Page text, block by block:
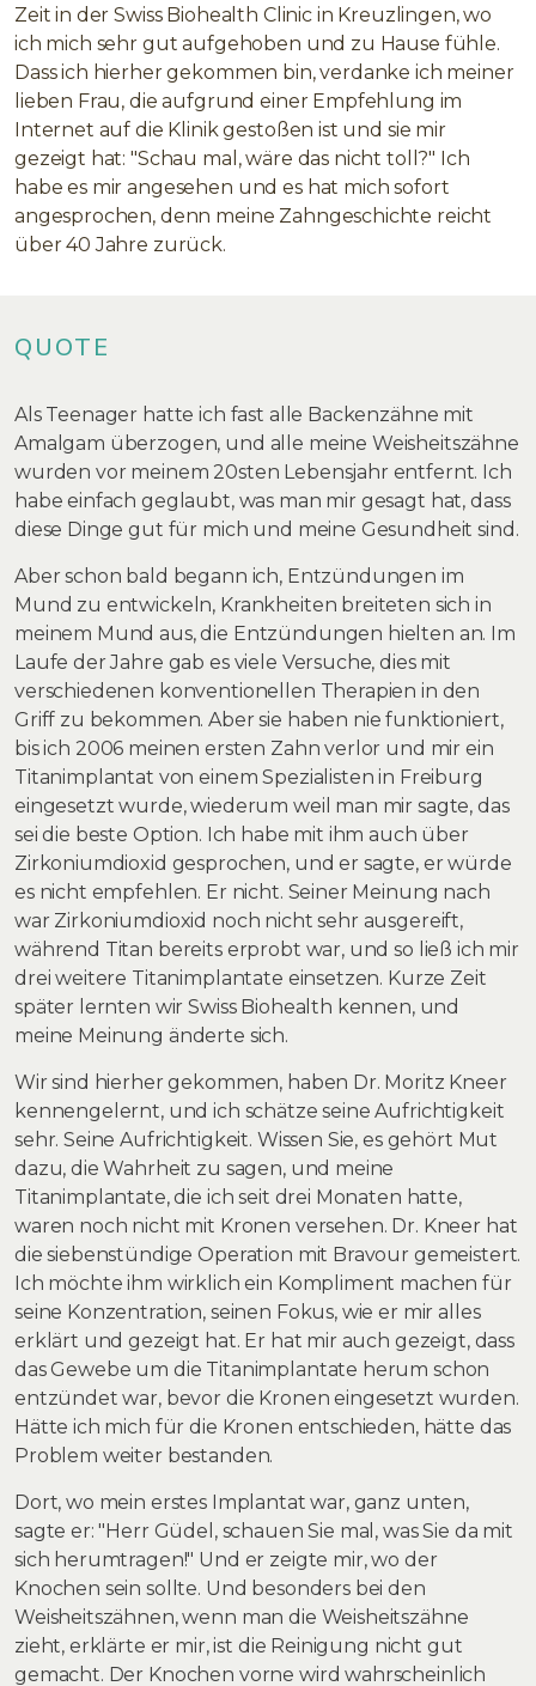
Zeit in der Swiss Biohealth Clinic in Kreuzlingen, wo
ich mich sehr gut aufgehoben und zu Hause fühle.
Dass ich hierher gekommen bin, verdanke ich meiner
lieben Frau, die aufgrund einer Empfehlung im
Internet auf die Klinik gestoßen ist und sie mir
gezeigt hat: "Schau mal, wäre das nicht toll?" Ich
habe es mir angesehen und es hat mich sofort
angesprochen, denn meine Zahngeschichte reicht
über 40 Jahre zurück.
QUOTE
Als Teenager hatte ich fast alle Backenzähne mit
Amalgam überzogen, und alle meine Weisheitszähne
wurden vor meinem 20sten Lebensjahr entfernt. Ich
habe einfach geglaubt, was man mir gesagt hat, dass
diese Dinge gut für mich und meine Gesundheit sind.
Aber schon bald begann ich, Entzündungen im
Mund zu entwickeln, Krankheiten breiteten sich in
meinem Mund aus, die Entzündungen hielten an. Im
Laufe der Jahre gab es viele Versuche, dies mit
verschiedenen konventionellen Therapien in den
Griff zu bekommen. Aber sie haben nie funktioniert,
bis ich 2006 meinen ersten Zahn verlor und mir ein
Titanimplantat von einem Spezialisten in Freiburg
eingesetzt wurde, wiederum weil man mir sagte, das
sei die beste Option. Ich habe mit ihm auch über
Zirkoniumdioxid gesprochen, und er sagte, er würde
es nicht empfehlen. Er nicht. Seiner Meinung nach
war Zirkoniumdioxid noch nicht sehr ausgereift,
während Titan bereits erprobt war, und so ließ ich mir
drei weitere Titanimplantate einsetzen. Kurze Zeit
später lernten wir Swiss Biohealth kennen, und
meine Meinung änderte sich.
Wir sind hierher gekommen, haben Dr. Moritz Kneer
kennengelernt, und ich schätze seine Aufrichtigkeit
sehr. Seine Aufrichtigkeit. Wissen Sie, es gehört Mut
dazu, die Wahrheit zu sagen, und meine
Titanimplantate, die ich seit drei Monaten hatte,
waren noch nicht mit Kronen versehen. Dr. Kneer hat
die siebenstündige Operation mit Bravour gemeistert.
Ich möchte ihm wirklich ein Kompliment machen für
seine Konzentration, seinen Fokus, wie er mir alles
erklärt und gezeigt hat. Er hat mir auch gezeigt, dass
das Gewebe um die Titanimplantate herum schon
entzündet war, bevor die Kronen eingesetzt wurden.
Hätte ich mich für die Kronen entschieden, hätte das
Problem weiter bestanden.
Dort, wo mein erstes Implantat war, ganz unten,
sagte er: "Herr Güdel, schauen Sie mal, was Sie da mit
sich herumtragen!" Und er zeigte mir, wo der
Knochen sein sollte. Und besonders bei den
Weisheitszähnen, wenn man die Weisheitszähne
zieht, erklärte er mir, ist die Reinigung nicht gut
gemacht. Der Knochen vorne wird wahrscheinlich